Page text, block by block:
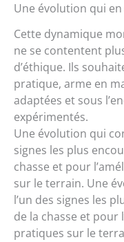
Une évolution qui
Cette dynamique
ne se contentent
d’éthique. Ils
pratique, arme en
adaptées et sous
expérimentés.
Une évolution qui
signes les plus
chasse et pour
sur le terrain. Une
l’un des signes les
de la chasse et pour
pratiques sur le